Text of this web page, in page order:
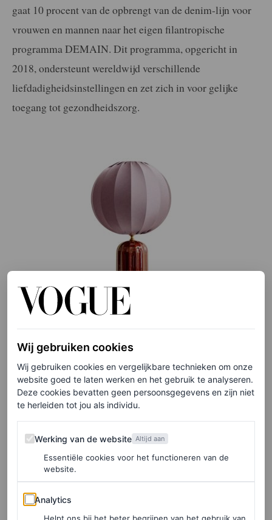
gaat 10 procent van de opbrengt van de denim-lijn voor
vrouwen en mannen naar het eigen filantropische
programma DEMAIN. Dit programma, opgericht in
2018, ondersteunt wereldwijd verschillende
liefdadigheidsinstellingen en zet zich in voor gelijke
toegang tot gezondheidszorg.
©SÉZANE
Lamp Traviata van geglazuurd keramiek, € 315
Baobab
Kaarsenmerk Boabob heeft de lonten en het hart op de
goede plaats zitten. De luxe creaties komen sowieso
allemaal in prachtige objecten, die ergens tussen een
Wij gebruiken cookies
Wij gebruiken cookies en vergelijkbare technieken om onze
website goed te laten werken en het gebruik te analyseren.
Deze cookies bevatten geen persoonsgegevens en zijn niet
te herleiden tot jou als individu.
Werking van de website
Werking van de website Altijd aan
Essentiële cookies voor het functioneren van de
website.
Analytics
Analytics